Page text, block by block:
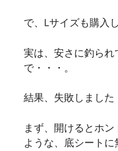
で、Lサイズも購入
実は、安さに釣られ
で・・・。
結果、失敗しました
まず、開けるとホ
ような、底シートに